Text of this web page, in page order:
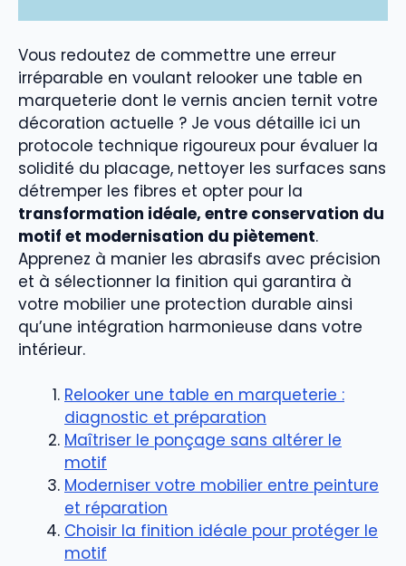
Vous redoutez de commettre une erreur
irréparable en voulant relooker une table en
marqueterie dont le vernis ancien ternit votre
décoration actuelle ? Je vous détaille ici un
protocole technique rigoureux pour évaluer la
solidité du placage, nettoyer les surfaces sans
détremper les fibres et opter pour la
transformation idéale, entre conservation du
motif et modernisation du piètement.
Apprenez à manier les abrasifs avec précision
et à sélectionner la finition qui garantira à
votre mobilier une protection durable ainsi
qu’une intégration harmonieuse dans votre
intérieur.
Relooker une table en marqueterie :
diagnostic et préparation
Maîtriser le ponçage sans altérer le
motif
Moderniser votre mobilier entre peinture
et réparation
Choisir la finition idéale pour protéger le
motif